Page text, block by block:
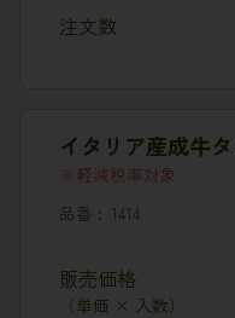
注文数
イタリア産成牛
軽減税率対象
品番
1414
販売価格
（単価 × 入数）